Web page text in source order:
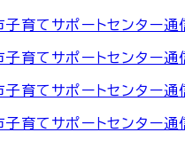
子育てサポートセンター
子育てサポートセンター
子育てサポートセンター
子育てサポートセンター